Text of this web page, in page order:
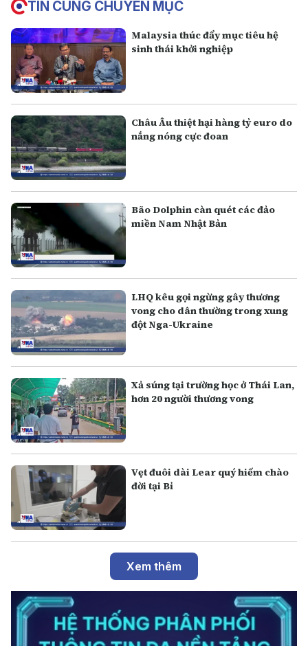
TIN CÙNG CHUYÊN MỤC
Malaysia thúc đẩy mục tiêu hệ
sinh thái khởi nghiệp
Châu Âu thiệt hại hàng tỷ euro do
nắng nóng cực đoan
Bão Dolphin càn quét các đảo
miền Nam Nhật Bản
LHQ kêu gọi ngừng gây thương
vong cho dân thường trong xung
đột Nga-Ukraine
Xả súng tại trường học ở Thái Lan,
hơn 20 người thương vong
Vẹt đuôi dài Lear quý hiếm chào
đời tại Bỉ
Xem thêm